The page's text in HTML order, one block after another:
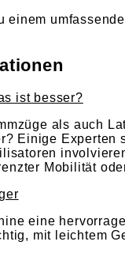
einem
ist besser?
als auch
Einige
Mobilität
eine
mit leichtem